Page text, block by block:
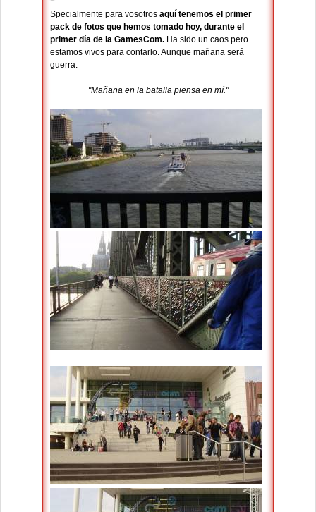
Specialmente para vosotros aquí tenemos el primer
pack de fotos que hemos tomado hoy, durante el
primer día de la GamesCom. Ha sido un caos pero
estamos vivos para contarlo. Aunque mañana será
guerra.
"Mañana en la batalla piensa en mí."